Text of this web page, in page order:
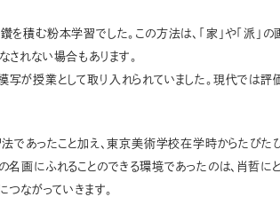
積む粉本学習でした。この方法は、「家」や「派」
れない場合もあります。
授業として取り入れられていました。現代では評
であったこと加え、東京美術学校在学時からたび
画にふれることのできる環境であったのは、肖哲に
ながっていきます。